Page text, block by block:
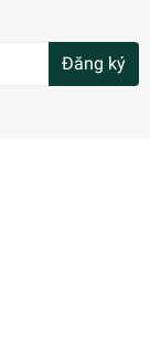
Đăng ký